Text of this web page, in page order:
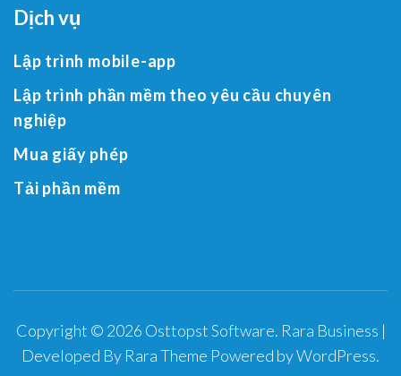
Dịch vụ
Lập trình mobile-app
Lập trình phần mềm theo yêu cầu chuyên
nghiệp
Mua giấy phép
Tải phần mềm
Copyright © 2026 Osttopst Software. Rara Business |
Developed By Rara Theme Powered byWordPress.